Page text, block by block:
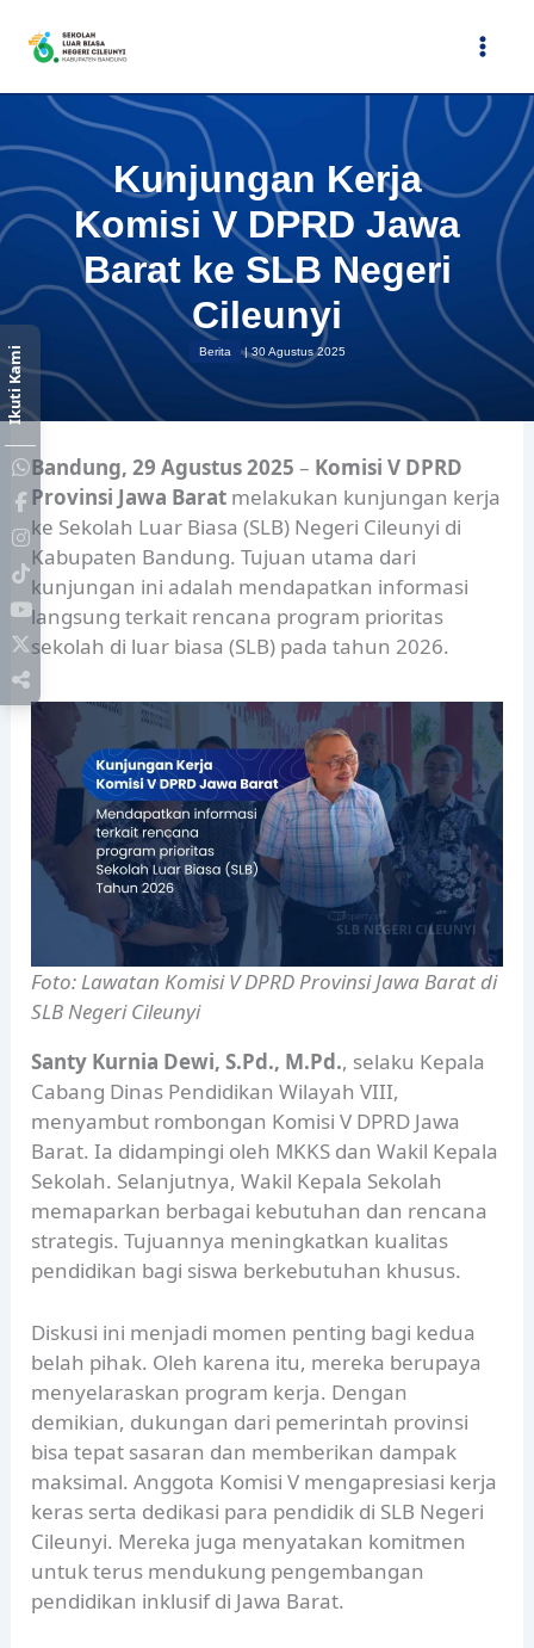
Kunjungan Kerja
Komisi V DPRD Jawa
Barat ke SLB Negeri
Cileunyi
Berita |30 Agustus 2025
Bandung, 29 Agustus 2025 – Komisi V DPRD
Provinsi Jawa Barat melakukan kunjungan kerja
ke Sekolah Luar Biasa (SLB) Negeri Cileunyi di
Kabupaten Bandung. Tujuan utama dari
kunjungan ini adalah mendapatkan informasi
langsung terkait rencana program prioritas
sekolah di luar biasa (SLB) pada tahun 2026.
Foto: Lawatan Komisi V DPRD Provinsi Jawa Barat di
SLB Negeri Cileunyi
Santy Kurnia Dewi, S.Pd., M.Pd., selaku Kepala
Cabang Dinas Pendidikan Wilayah VIII,
menyambut rombongan Komisi V DPRD Jawa
Barat. Ia didampingi oleh MKKS dan Wakil Kepala
Sekolah. Selanjutnya, Wakil Kepala Sekolah
memaparkan berbagai kebutuhan dan rencana
strategis. Tujuannya meningkatkan kualitas
pendidikan bagi siswa berkebutuhan khusus.
Diskusi ini menjadi momen penting bagi kedua
belah pihak. Oleh karena itu, mereka berupaya
menyelaraskan program kerja. Dengan
demikian, dukungan dari pemerintah provinsi
bisa tepat sasaran dan memberikan dampak
maksimal. Anggota Komisi V mengapresiasi kerja
keras serta dedikasi para pendidik di SLB Negeri
Cileunyi. Mereka juga menyatakan komitmen
untuk terus mendukung pengembangan
pendidikan inklusif di Jawa Barat.
Ikuti Kami